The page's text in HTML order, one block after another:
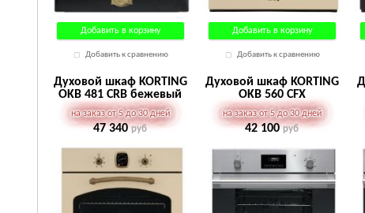
Добавить в корзину
Добавить к сравнению
Добавить в корзину
Добавить к сравнению
Духовой шкаф KORTING
OKB 481 CRB бежевый
на заказ от 5 до 30 дней
47 340руб
Духовой шкаф KORTING
OKB 560 CFX
на заказ от 5 до 30 дней
42 100руб